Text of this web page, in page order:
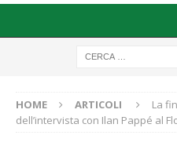
HOME ARTICOLI
La
dell’intervista con Ilan Pappé al